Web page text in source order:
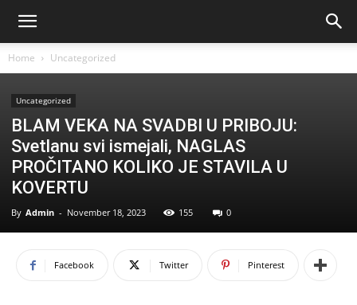
Home Uncategorized
Uncategorized
BLAM VEKA NA SVADBI U PRIBOJU:
Svetlanu svi ismejali, NAGLAS
PROČITANO KOLIKO JE STAVILA U
KOVERTU
By Admin - November 18, 2023 155 0
Facebook Twitter Pinterest